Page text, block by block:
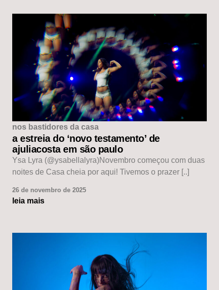
nos bastidores da casa
a estreia do ‘novo testamento’ de
ajuliacosta em são paulo
Ysa Lyra (@ysabellalyra)Novembro começou com duas
noites de Casa cheia por aqui! Tivemos o prazer [..]
26 de novembro de 2025
leia mais